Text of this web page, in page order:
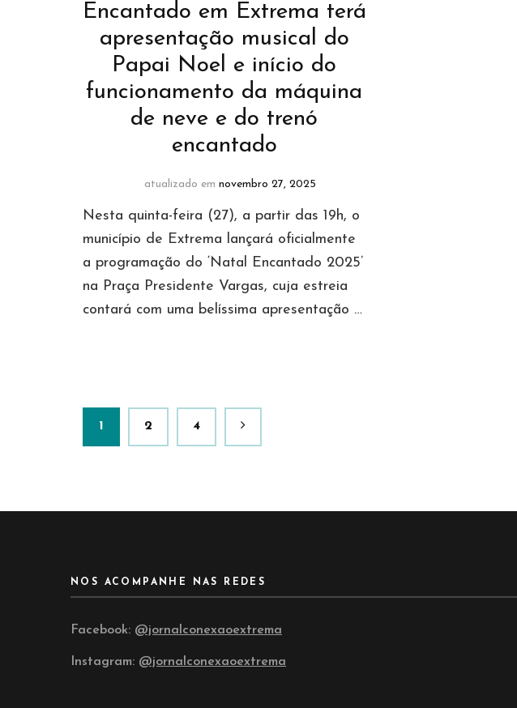
Encantado em Extrema terá
apresentação musical do
Papai Noel e início do
funcionamento da máquina
de neve e do trenó
encantado
atualizado emnovembro 27, 2025
Nesta quinta-feira (27), a partir das 19h, o
município de Extrema lançará oficialmente
a programação do ‘Natal Encantado 2025’
na Praça Presidente Vargas, cuja estreia
contará com uma belíssima apresentação …
Paginação
de
Página
1 Página
2 Página
4
NOS ACOMPANHE NAS REDES
Facebook: @jornalconexaoextrema
Instagram: @jornalconexaoextrema